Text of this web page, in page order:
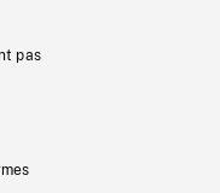
pas